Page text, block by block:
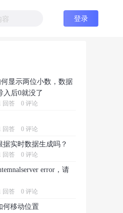
登录
显示两位小数，数据
入后0就没了
回答 0 评论
回答 0 评论
实时数据生成吗？
回答 0 评论
error，请
回答 0 评论
何移动位置